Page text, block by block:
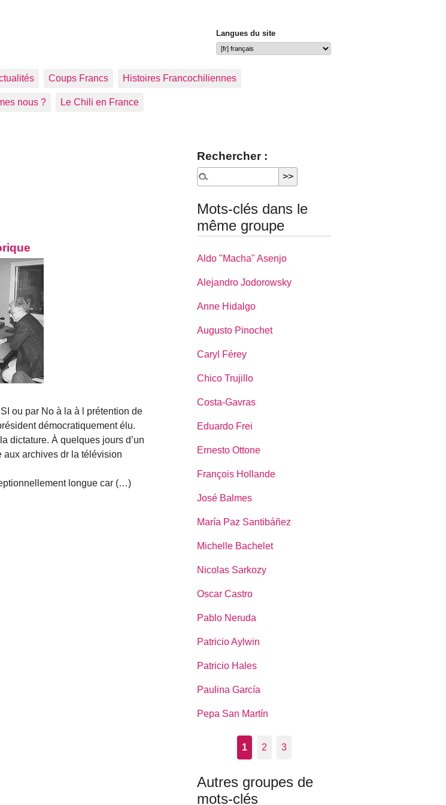
Langues du site
Coups Francs Histoires Francochiliennes
nous ? Le Chili en France
ou par No à la à l prétention de
démocratiquement élu.
dictature. À quelques jours d’un
archives dr la télévision
longue car (…)
Rechercher :
Mots-clés dans le
même groupe
Aldo "Macha" Asenjo
Alejandro Jodorowsky
Anne Hidalgo
Augusto Pinochet
Caryl Férey
Chico Trujillo
Costa-Gavras
Eduardo Frei
Ernesto Ottone
François Hollande
José Balmes
María Paz Santibáñez
Michelle Bachelet
Nicolas Sarkozy
Oscar Castro
Pablo Neruda
Patricio Aylwin
Patricio Hales
Paulina García
Pepa San Martín
1 2 3
Autres groupes de
mots-clés